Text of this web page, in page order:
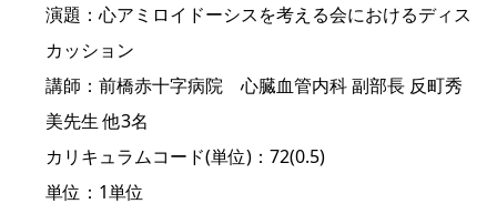
演題：心アミロイドーシスを考える会におけるディス
カッション
講師：前橋赤十字病院 心臓血管内科 副部長 反町秀
美先生 他3名
カリキュラムコード(単位)：72(0.5)
単位：1単位